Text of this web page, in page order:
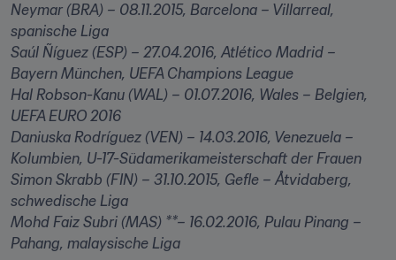
Neymar (BRA) – 08.11.2015, Barcelona – Villarreal,
Saúl Ñíguez (ESP) – 27.04.2016, Atlético Madrid –
Bayern München, UEFA Champions League
Hal Robson-Kanu (WAL) – 01.07.2016, Wales – Belgien,
Daniuska Rodríguez (VEN) – 14.03.2016, Venezuela –
Simon Skrabb (FIN) – 31.10.2015, Gefle – Åtvidaberg,
Mohd Faiz Subri (MAS) **– 16.02.2016, Pulau Pinang –
Pahang, malaysische Liga